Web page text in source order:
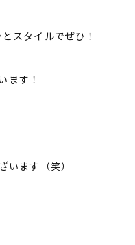
スタイルでぜひ！
ます！
います（笑）